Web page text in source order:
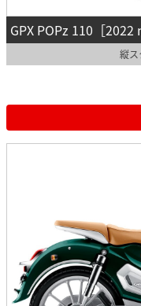
GPX POPz 110［
縦ス